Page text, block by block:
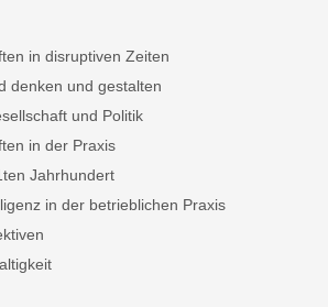
in disruptiven Zeiten
denken und gestalten
und Politik
in der Praxis
Jahrhundert
in der betrieblichen Praxis